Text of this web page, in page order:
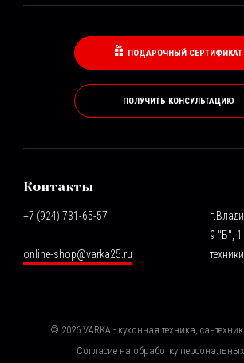
ПОДАРОЧНЫЙ СЕРТИФИКАТ
ПОЛУЧИТЬ КОНСУЛЬТАЦИЮ
Контакты
+7 (924) 731-65-57
online-shop@varka25.ru
9 "Б",
© 2026VARKA - кухонная техника,
Согласие на обработку